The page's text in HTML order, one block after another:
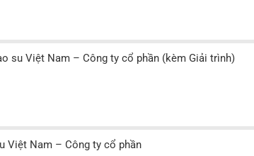
su Việt Nam – Công ty cổ phần (kèm Giải trình)
Việt Nam – Công ty cổ phần